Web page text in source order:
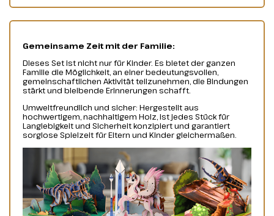
Gemeinsame Zeit mit der Familie:
Dieses Set ist nicht nur für Kinder. Es bietet der ganzen
Familie die Möglichkeit, an einer bedeutungsvollen,
gemeinschaftlichen Aktivität teilzunehmen, die Bindungen
stärkt und bleibende Erinnerungen schafft.
Umweltfreundlich und sicher: Hergestellt aus
hochwertigem, nachhaltigem Holz, ist jedes Stück für
Langlebigkeit und Sicherheit konzipiert und garantiert
sorglose Spielzeit für Eltern und Kinder gleichermaßen.